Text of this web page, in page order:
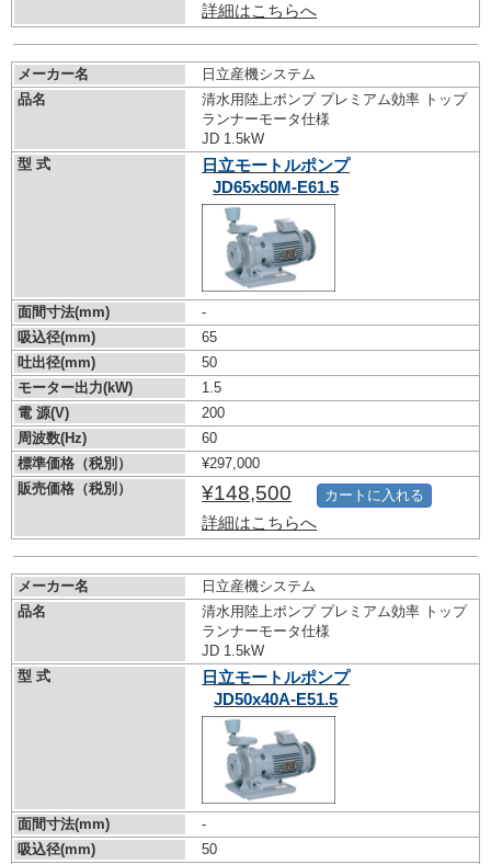
詳細はこちらへ
メーカー名
日立産機システム
品名
清水用陸上ポンプ プレミアム効率 トップ
ランナーモータ仕様
JD 1.5kW
型 式
日立モートルポンプ
JD65x50M-E61.5
面間寸法(mm)
-
吸込径(mm)
65
吐出径(mm)
50
モーター出力(kW)
1.5
電 源(V)
200
周波数(Hz)
60
標準価格（税別）
¥297,000
販売価格（税別）
¥148,500
詳細はこちらへ
カートに入れる
メーカー名
日立産機システム
品名
清水用陸上ポンプ プレミアム効率 トップ
ランナーモータ仕様
JD 1.5kW
型 式
日立モートルポンプ
JD50x40A-E51.5
面間寸法(mm)
-
吸込径(mm)
50